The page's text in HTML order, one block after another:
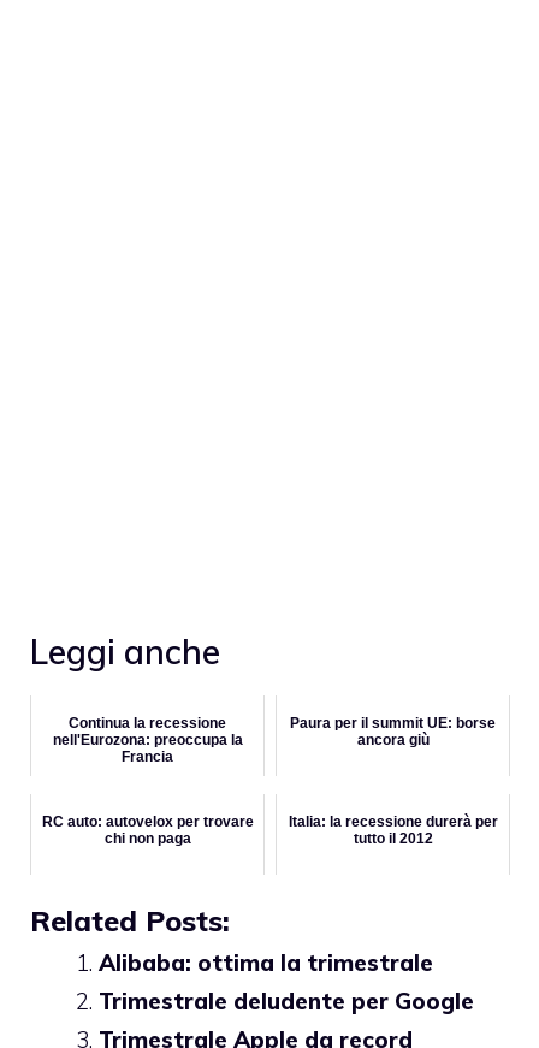
Leggi anche
Continua la recessione
nell'Eurozona: preoccupa la
Francia
Paura per il summit UE: borse
ancora giù
RC auto: autovelox per trovare
chi non paga
Italia: la recessione durerà per
tutto il 2012
Related Posts:
Alibaba: ottima la trimestrale
Trimestrale deludente per Google
Trimestrale Apple da record